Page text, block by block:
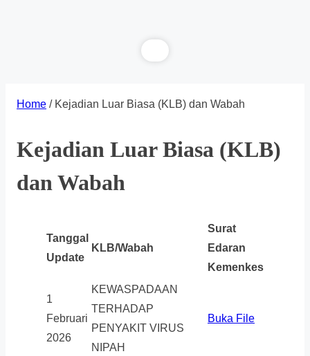
Home / Kejadian Luar Biasa (KLB) dan Wabah
Kejadian Luar Biasa (KLB)
dan Wabah
Tanggal
Update
KLB/Wabah
Surat
Edaran
Kemenkes
1
Februari
2026
KEWASPADAAN
TERHADAP
PENYAKIT VIRUS
NIPAH
Buka File